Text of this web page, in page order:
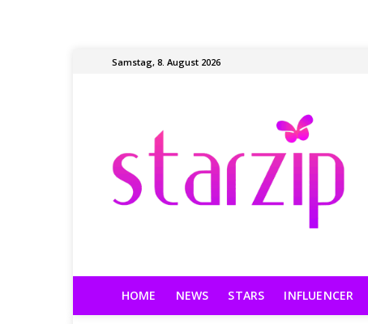
Samstag, 8. August 2026
HOME NEWS STARS INFLUENCER